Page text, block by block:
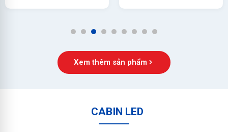
1 2 3 4 5 6 7 8 9
Xem thêm sản phẩm
CABIN LED